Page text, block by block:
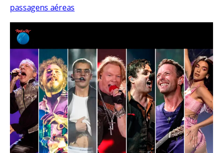
passagens aéreas